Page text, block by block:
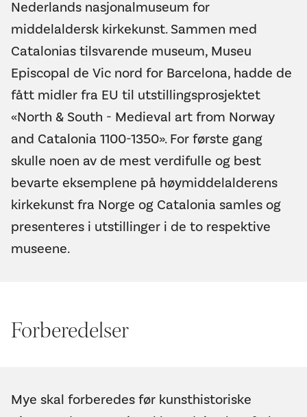
Nederlands nasjonalmuseum for
middelaldersk kirkekunst. Sammen med
Catalonias tilsvarende museum, Museu
Episcopal de Vic nord for Barcelona, hadde de
fått midler fra EU til utstillingsprosjektet
«North & South - Medieval art from Norway
and Catalonia 1100-1350». For første gang
skulle noen av de mest verdifulle og best
bevarte eksemplene på høymiddelalderens
kirkekunst fra Norge og Catalonia samles og
presenteres i utstillinger i de to respektive
museene.
Forberedelser
Mye skal forberedes før kunsthistoriske